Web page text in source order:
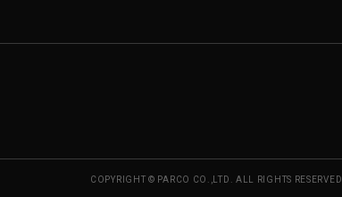
COPYRIGHT © PARCO CO.,LTD. ALL RIGHTS RESERVED.